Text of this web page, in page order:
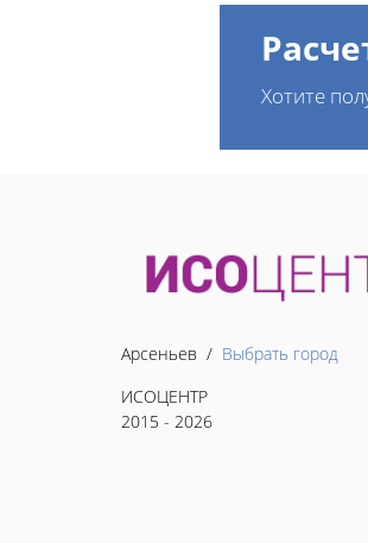
Хотите
Арсеньев / Выбрать город
ИСОЦЕНТР
2015 - 2026